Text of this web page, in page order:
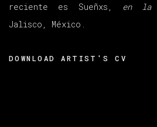
reciente es Sueñxs, en la
Jalisco, México.
DOWNLOAD ARTIST'S CV